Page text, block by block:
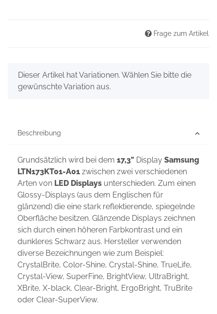
Frage zum Artikel
x
Dieser Artikel hat Variationen. Wählen Sie bitte die
gewünschte Variation aus.
Beschreibung
Grundsätzlich wird bei dem 17,3" Display Samsung
LTN173KT01-A01 zwischen zwei verschiedenen
Arten von LED Displays unterschieden. Zum einen
Glossy-Displays (aus dem Englischen für
glänzend) die eine stark reflektierende, spiegelnde
Oberfläche besitzen. Glänzende Displays zeichnen
sich durch einen höheren Farbkontrast und ein
dunkleres Schwarz aus. Hersteller verwenden
diverse Bezeichnungen wie zum Beispiel:
CrystalBrite, Color-Shine, Crystal-Shine, TrueLife,
Crystal-View, SuperFine, BrightView, UltraBright,
XBrite, X-black, Clear-Bright, ErgoBright, TruBrite
oder Clear-SuperView.